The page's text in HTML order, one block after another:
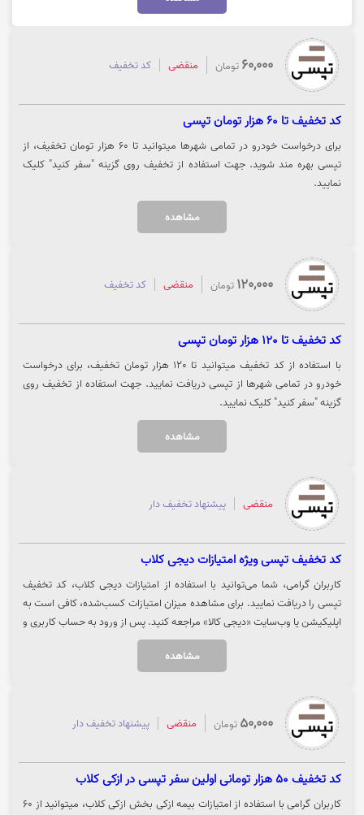
کسب اطلاعات بیشتر درباره این طرح و مشاهده جزئیات کامل، در وب‌سایت
تپسی روی گزینه «خرید کنید» کلیک نمایید.
60,000 تومان منقضی کد تخفیف
کد تخفیف تا 60 هزار تومان تپسی
برای درخواست خودرو در تمامی شهرها میتوانید تا 60 هزار تومان تخفیف، از
تپسی بهره مند شوید. جهت استفاده از تخفیف روی گزینه "سفر کنید" کلیک
نمایید.
مشاهده
120,000 تومان منقضی کد تخفیف
کد تخفیف تا 120 هزار تومان تپسی
با استفاده از کد تخفیف میتوانید تا 120 هزار تومان تخفیف، برای درخواست
خودرو در تمامی شهرها از تپسی دریافت نمایید. جهت استفاده از تخفیف روی
گزینه "سفر کنید" کلیک نمایید.
مشاهده
منقضی پیشنهاد تخفیف دار
کد تخفیف تپسی ویژه امتیازات دیجی کلاب
کاربران گرامی، شما می‌توانید با استفاده از امتیازات دیجی کلاب، کد تخفیف
تپسی را دریافت نمایید. برای مشاهده میزان امتیازات کسب‌شده، کافی است به
اپلیکیشن یا وب‌سایت «دیجی کالا» مراجعه کنید. پس از ورود به حساب کاربری و
انتخاب بخش «جوایز دیجی کلاب»، میزان امتیازهای جمع‌آوری‌شده شما از
فعالیت و خرید در دیجی‌کالا در این بخش قابل مشاهده است و با صرف امتیاز
از کد تخفیف تپسی، روی گزینه «خرید کنید» کلیک نمایید.
مشاهده
50,000 تومان منقضی پیشنهاد تخفیف دار
کد تخفیف 50 هزار تومانی اولین سفر تپسی در ازکی کلاب
کاربران گرامی با استفاده از امتیازات بیمه ازکی بخش ازکی کلاب، میتوانید از 60